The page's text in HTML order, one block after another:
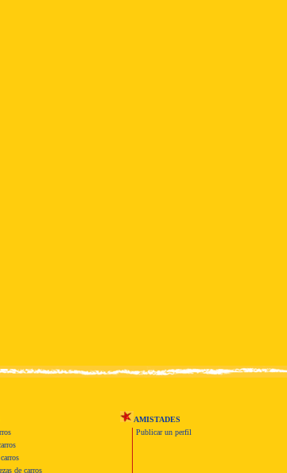
de carros
AMISTADES
Publicar un perfil